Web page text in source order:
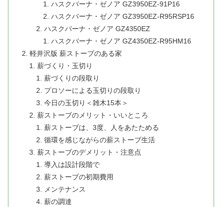
ハスクバーナ・ゼノア GZ3950EZ-91P16
ハスクバーナ・ゼノア GZ3950EZ-R95RSP16
ハスクバーナ・ゼノア GZ4350EZ
ハスクバーナ・ゼノア GZ4350EZ-R95HM16
軽井沢版 薪ストーブのある家
薪づくり・玉切り
薪づくりの段取り
プロソーによる玉切りの段取り
今日の玉切り＜雑木15本＞
薪ストーブのメリット・いいところ
薪ストーブは、3度、人をあたためる
循環を感じながらの薪ストーブ生活
薪ストーブのデメリット・注意点
導入は設計段階で
薪ストーブの初期費用
メンテナンス
薪の調達